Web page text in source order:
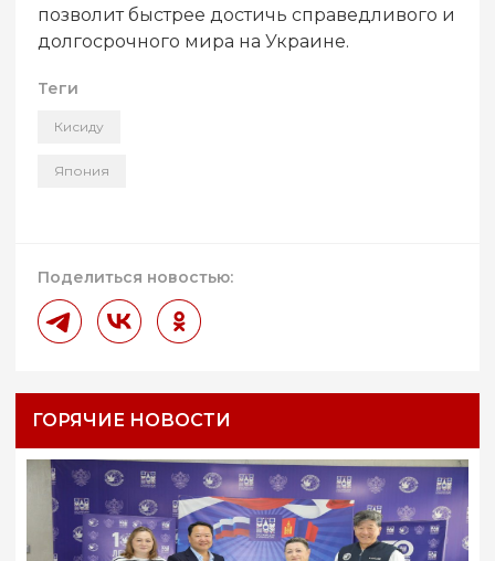
позволит быстрее достичь справедливого и
долгосрочного мира на Украине.
Теги
Кисиду
Япония
Поделиться новостью:
ГОРЯЧИЕ НОВОСТИ